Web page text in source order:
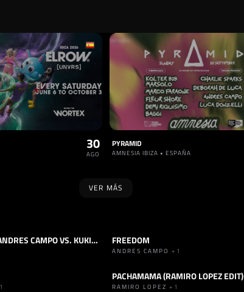
30
AGO
PYRAMID
AMNESIA IBIZA • ESPAÑA
VER MÁS
ALMA BAKALA - ANDRES CAMPO VS. KUKI - 10H SET TRACK TECHNO
FREEDOM
ANDRES CAMPO +1
TRACK HARD TECHNO
PACHAMAMA (RAMIRO LOPEZ EDIT)
RAMIRO LOPEZ +1